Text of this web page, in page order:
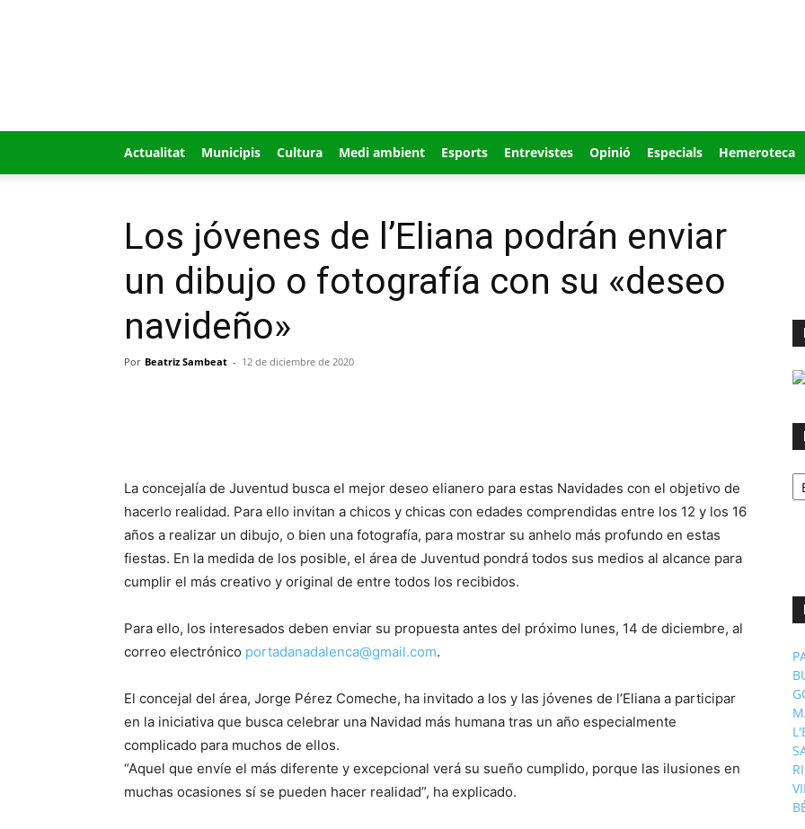
Actualitat Municipis Cultura Medi ambient Esports Entrevistes Opinió Especials Hemeroteca
Los jóvenes de l’Eliana podrán enviar
un dibujo o fotografía con su «deseo
navideño»
Por Beatriz Sambeat - 12 de diciembre de 2020
La concejalía de Juventud busca el mejor deseo elianero para estas Navidades con el objetivo de
hacerlo realidad. Para ello invitan a chicos y chicas con edades comprendidas entre los 12 y los 16
años a realizar un dibujo, o bien una fotografía, para mostrar su anhelo más profundo en estas
fiestas. En la medida de los posible, el área de Juventud pondrá todos sus medios al alcance para
cumplir el más creativo y original de entre todos los recibidos.
Para ello, los interesados deben enviar su propuesta antes del próximo lunes, 14 de diciembre, al
correo electrónico portadanadalenca@gmail.com.
El concejal del área, Jorge Pérez Comeche, ha invitado a los y las jóvenes de l’Eliana a participar
en la iniciativa que busca celebrar una Navidad más humana tras un año especialmente
complicado para muchos de ellos.
“Aquel que envíe el más diferente y excepcional verá su sueño cumplido, porque las ilusiones en
muchas ocasiones sí se pueden hacer realidad”, ha explicado.